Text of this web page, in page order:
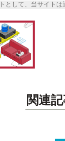
として、当サイトは
関連